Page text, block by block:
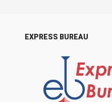
EXPRESS BUREAU